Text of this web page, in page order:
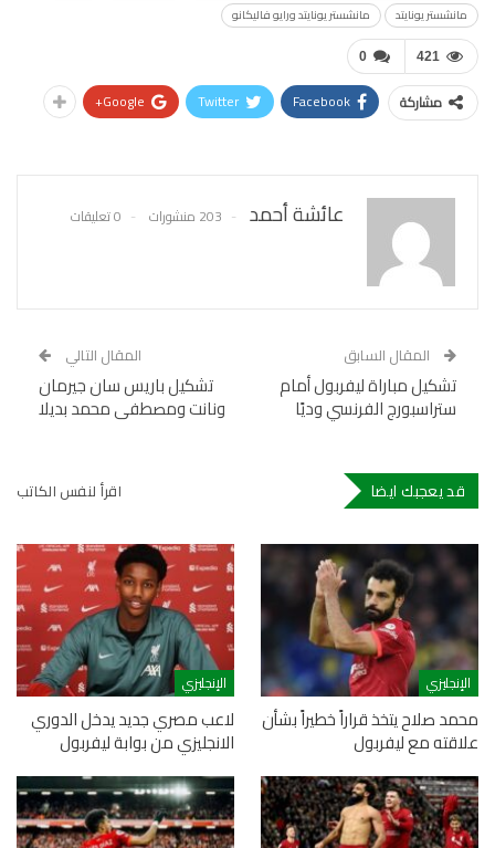
مانشستر يونايتد
مانشستر يونايتد ورايو فاليكانو
0 421
مشاركة Facebook
Twitter
Google+
عائشة أحمد 203 منشورات 0 تعليقات
المقال السابق
تشكيل مباراة ليفربول أمام
ستراسبورج الفرنسي وديًا
المقال التالي
تشكيل باريس سان جيرمان
ونانت ومصطفى محمد بديلا
قد يعجبك ايضا اقرأ لنفس الكاتب
الإنجليزي
محمد صلاح يتخذ قراراً خطيراً بشأن
علاقته مع ليفربول
الإنجليزي
لاعب مصري جديد يدخل الدوري
الانجليزي من بوابة ليفربول